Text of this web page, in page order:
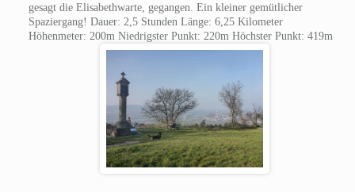
gesagt die Elisabethwarte, gegangen. Ein kleiner gemütlicher
Spaziergang! Dauer: 2,5 Stunden Länge: 6,25 Kilometer
Höhenmeter: 200m Niedrigster Punkt: 220m Höchster Punkt: 419m